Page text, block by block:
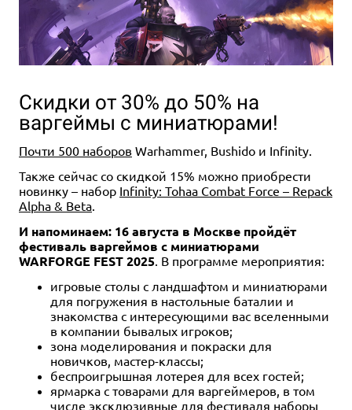
Скидки от 30% до 50% на
варгеймы с миниатюрами!
Почти 500 наборов Warhammer, Bushido и Infinity.
Также сейчас со скидкой 15% можно приобрести
новинку – набор Infinity: Tohaa Combat Force – Repack
Alpha & Beta
И напоминаем: 16 августа в Москве пройдёт
фестиваль варгеймов с миниатюрами
WARFORGE FEST 2025 . В программе мероприятия:
игровые столы с ландшафтом и миниатюрами
для погружения в настольные баталии и
знакомства с интересующими вас вселенными
в компании бывалых игроков;
зона моделирования и покраски для
новичков, мастер-классы;
беспроигрышная лотерея для всех гостей;
ярмарка с товарами для варгеймеров, в том
числе эксклюзивные для фестиваля наборы